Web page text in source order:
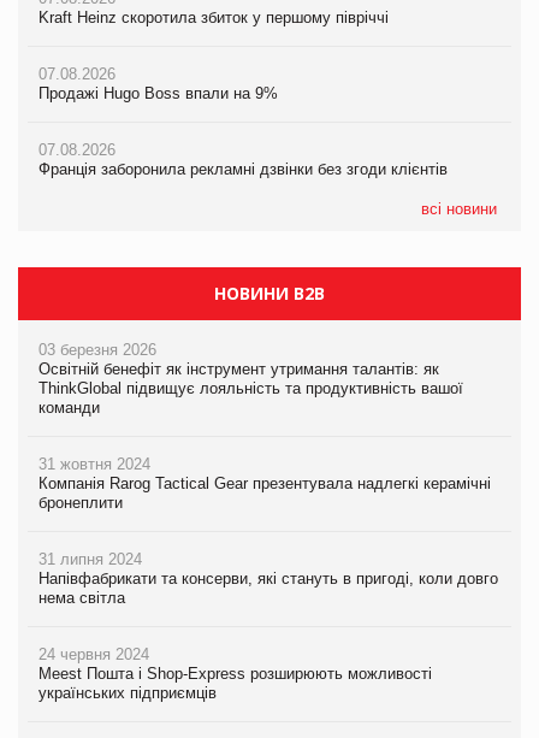
Kraft Heinz скоротила збиток у першому півріччі
07.08.2026
Продажі Hugo Boss впали на 9%
07.08.2026
Франція заборонила рекламні дзвінки без згоди клієнтів
всі новини
Смачна новинка для хвостатих: у VARUS з’явилися паучі
05.08.2026
налічуватиме 374 магазини
походження до ЄС
Аргентина повертається з продуктами птахівництва на
європейський ринок
НОВИНИ B2B
03 березня 2026
Освітній бенефіт як інструмент утримання талантів: як
ThinkGlobal підвищує лояльність та продуктивність вашої
команди
31 жовтня 2024
Компанія Rarog Tactical Gear презентувала надлегкі керамічні
бронеплити
31 липня 2024
Напівфабрикати та консерви, які стануть в пригоді, коли довго
нема світла
24 червня 2024
Meest Пошта і Shop-Express розширюють можливості
українських підприємців